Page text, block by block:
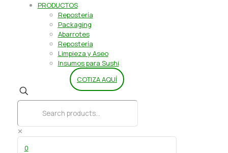
PRODUCTOS
Repostería
Packaging
Abarrotes
Repostería
Limpieza y Aseo
Insumos para Sushi
COTIZA AQUÍ
✕
0